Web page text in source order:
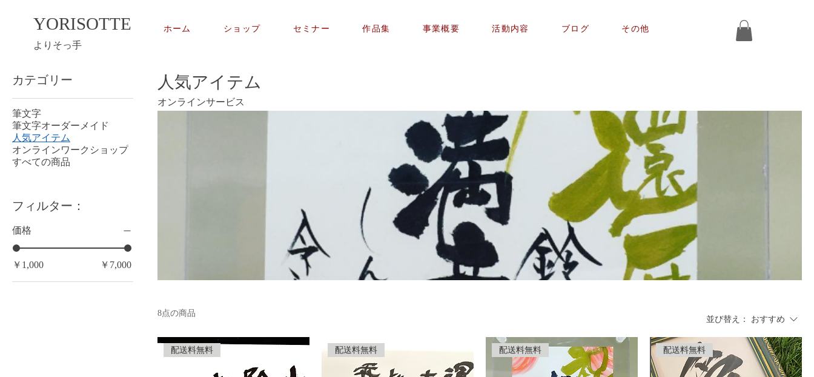
YORISOTTE
よりそっ手
ホーム ショップ セミナー 作品集 事業概要 活動内容 ブログ その他
カテゴリー
筆文字
筆文字オーダーメイド
人気アイテム
オンラインワークショップ
すべての商品
フィルター：
価格
￥1,000 ￥7,000
人気アイテム
オンラインサービス
8点の商品
並び替え： おすすめ
配送料無料 配送料無料 配送料無料 配送料無料